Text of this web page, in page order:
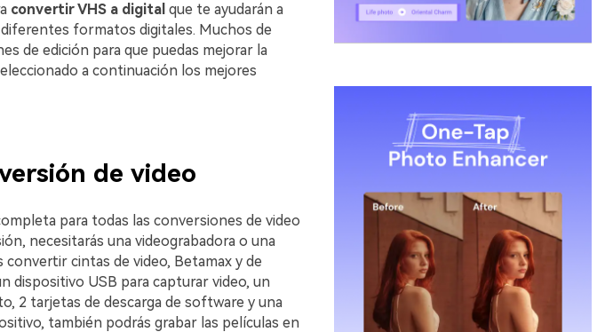
convertir VHS a digital que te ayudarán a
formatos digitales.󠀲󠀡󠀥󠀦󠀢󠀦󠀨󠀣󠀣󠀳󠀰 Muchos de
de edición para que puedas mejorar la
a continuación los mejores
de video
para todas las conversiones de video
necesitarás una videograbadora o una
convertir cintas de video, Betamax y de
dispositivo USB para capturar video, un
2 tarjetas de descarga de software y una
también podrás grabar las películas en